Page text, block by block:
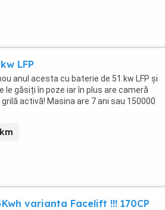
LFP
anul acesta cu baterie de 51 kw LFP și
le găsiți în poze iar în plus are cameră
activă! Masina are 7 ani sau 150000
varianta Facelift !!! 170CP